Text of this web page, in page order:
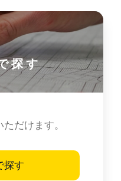
探す
だけます。
探す